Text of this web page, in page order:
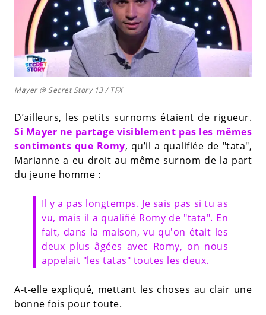
Mayer @ Secret Story 13 / TFX
D’ailleurs, les petits surnoms étaient de rigueur.
Si Mayer ne partage visiblement pas les mêmes
sentiments que Romy, qu’il a qualifiée de "tata",
Marianne a eu droit au même surnom de la part
du jeune homme :
Il y a pas longtemps. Je sais pas si tu as
vu, mais il a qualifié Romy de "tata". En
fait, dans la maison, vu qu'on était les
deux plus âgées avec Romy, on nous
appelait "les tatas" toutes les deux.
A-t-elle expliqué, mettant les choses au clair une
bonne fois pour toute.